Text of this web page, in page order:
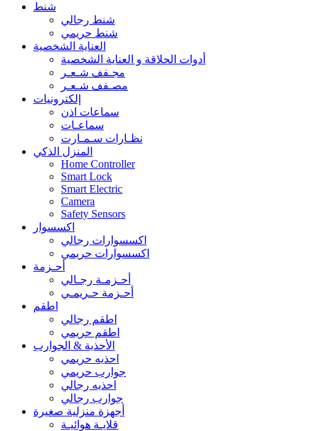
شنط
شنط رجالي
شنط حريمي
العناية الشخصية
أدوات الحلاقة و العناية الشخصية
مجـفف شـعـر
مصـفف شـعـر
إلكترونيات
سماعات اذن
سماعـات
نظـارات سـمـارت
المنزل الذكي
Home Controller
Smart Lock
Smart Electric
Camera
Safety Sensors
اكسسوار
اكسسوارات رجالي
اكسسوارات حريمي
أحـزمة
أحـزمـة رجـالي
أحـزمة حـريمـي
اطقم
اطقم رجالي
اطقم حريمي
الأحذية & الجوارب
احذيه حريمي
جوارب حريمي
احذيه رجالي
جوارب رجالي
أجهزة منزلية صغيرة
قلايـة هوائيـة